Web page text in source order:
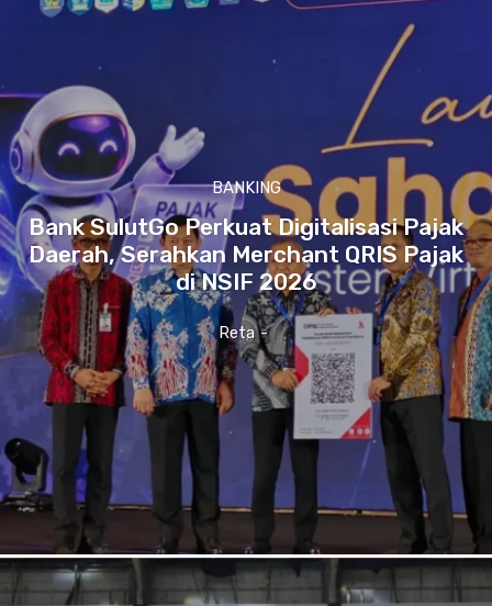
BANKING
Bank SulutGo Perkuat Digitalisasi Pajak
Daerah, Serahkan Merchant QRIS Pajak
di NSIF 2026
Reta -